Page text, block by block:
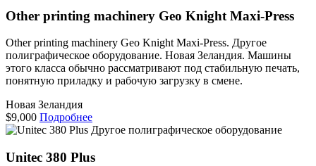
Other printing machinery Geo Knight Maxi-Press
Other printing machinery Geo Knight Maxi-Press. Другое
полиграфическое оборудование. Новая Зеландия. Машины
этого класса обычно рассматривают под стабильную печать,
понятную приладку и рабочую загрузку в смене.
Новая Зеландия
$9,000 Подробнее
Другое полиграфическое оборудование
Unitec 380 Plus